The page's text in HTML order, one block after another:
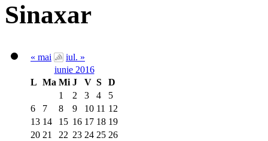
Sinaxar
« mai
iul. »
iunie 2016
L Ma Mi J V S
D
1
2 3 4
5
6
7 8 9 10 11 12
13 14 15 16 17 18 19
20 21 22 23 24 25 26